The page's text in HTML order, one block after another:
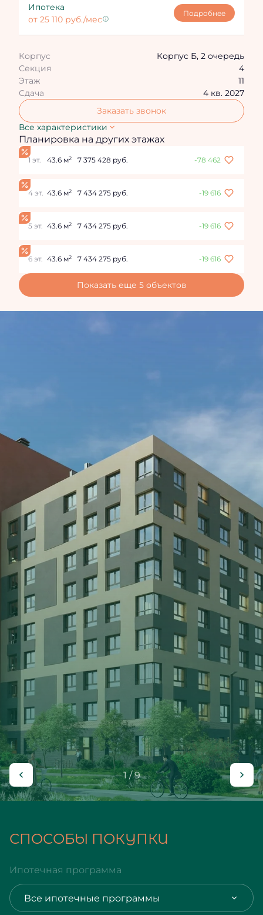
Ипотека
от 25 110 руб./мес
Подробнее
Корпус
Корпус Б, 2 очередь
Секция
4
Этаж
11
Сдача
4 кв. 2027
Заказать звонок
Все характеристики
Планировка на других этажах
1 эт. 43.6 м2 7 375 428 руб. -78 462
4 эт. 43.6 м2 7 434 275 руб. -19 616
5 эт. 43.6 м2 7 434 275 руб. -19 616
6 эт. 43.6 м2 7 434 275 руб. -19 616
Показать еще 5 объектов
1 / 9
СПОСОБЫ ПОКУПКИ
Ипотечная программа
Все ипотечные программы